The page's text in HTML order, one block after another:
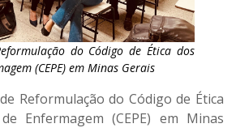
do Código de Ética dos
(CEPE) em Minas Gerais
Reformulação do Código de Ética
Enfermagem (CEPE) em Minas